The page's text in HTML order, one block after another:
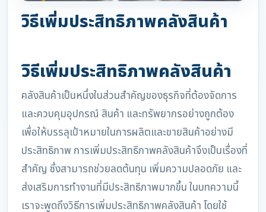
วิธีเพิ่มประสิทธิภาพคลังสินค้า
วิธีเพิ่มประสิทธิภาพคลังสินค้า
คลังสินค้าเป็นหนึ่งในส่วนสำคัญของธุรกิจที่ต้องจัดการ
และควบคุมอุปกรณ์ สินค้า และทรัพยากรอย่างถูกต้อง
เพื่อให้บรรลุเป้าหมายในการผลิตและขายสินค้าอย่างมี
ประสิทธิภาพ การเพิ่มประสิทธิภาพคลังสินค้าจึงเป็นเรื่องที่
สำคัญ ซึ่งสามารถช่วยลดต้นทุน เพิ่มความปลอดภัย และ
ส่งเสริมการทำงานที่มีประสิทธิภาพมากขึ้น ในบทความนี้
เราจะพูดถึงวิธีการเพิ่มประสิทธิภาพคลังสินค้า โดยใช้